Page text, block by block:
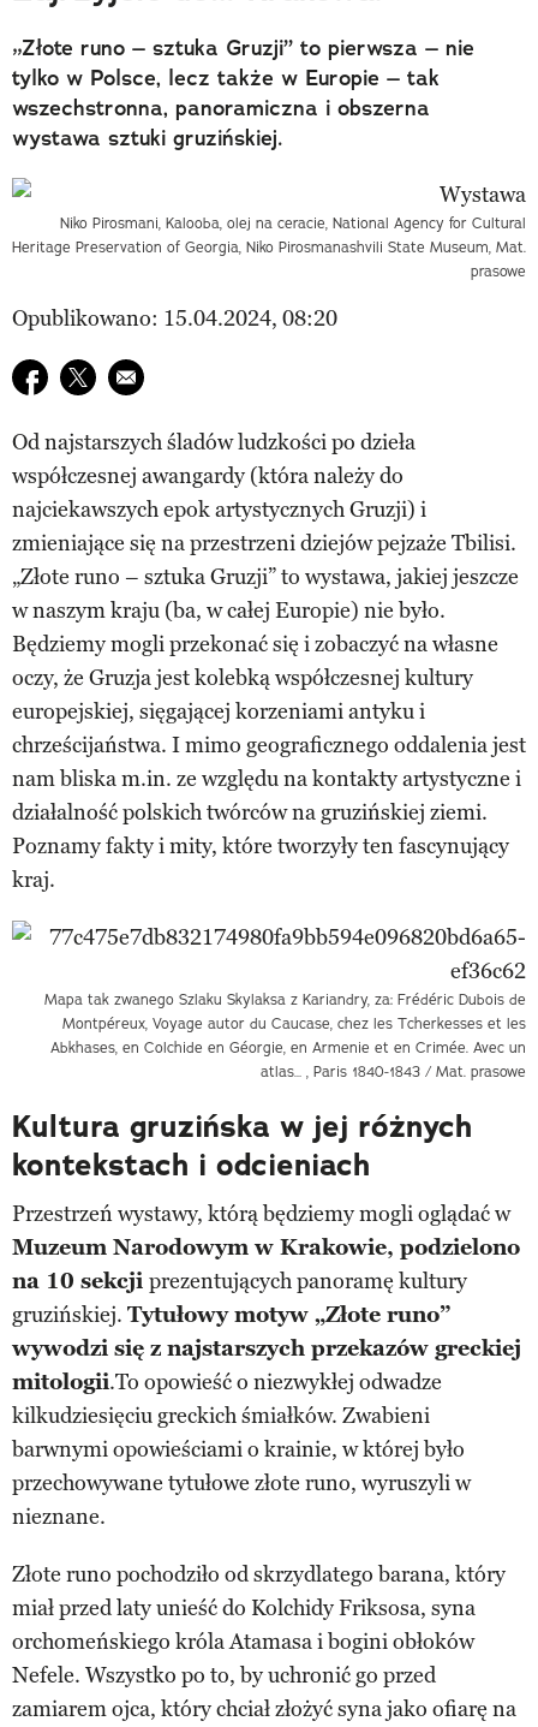
„Złote runo – sztuka Gruzji” to pierwsza – nie
tylko w Polsce, lecz także w Europie – tak
wszechstronna, panoramiczna i obszerna
wystawa sztuki gruzińskiej.
Niko Pirosmani, Kalooba, olej na ceracie, National Agency for Cultural
Heritage Preservation of Georgia, Niko Pirosmanashvili State Museum, Mat.
prasowe
Opublikowano: 15.04.2024, 08:20
Udostępnij na facebook
Udostępnij na twitter
E-mail do przyjaciela
Od najstarszych śladów ludzkości po dzieła
współczesnej awangardy (która należy do
najciekawszych epok artystycznych Gruzji) i
zmieniające się na przestrzeni dziejów pejzaże Tbilisi.
„Złote runo – sztuka Gruzji” to wystawa, jakiej jeszcze
w naszym kraju (ba, w całej Europie) nie było.
Będziemy mogli przekonać się i zobaczyć na własne
oczy, że Gruzja jest kolebką współczesnej kultury
europejskiej, sięgającej korzeniami antyku i
chrześcijaństwa. I mimo geograficznego oddalenia jest
nam bliska m.in. ze względu na kontakty artystyczne i
działalność polskich twórców na gruzińskiej ziemi.
Poznamy fakty i mity, które tworzyły ten fascynujący
kraj.
Mapa tak zwanego Szlaku Skylaksa z Kariandry, za: Frédéric Dubois de
Montpéreux, Voyage autor du Caucase, chez les Tcherkesses et les
Abkhases, en Colchide en Géorgie, en Armenie et en Crimée. Avec un
atlas… , Paris 1840-1843 / Mat. prasowe
Kultura gruzińska w jej różnych
kontekstach i odcieniach
Przestrzeń wystawy, którą będziemy mogli oglądać w
Muzeum Narodowym w Krakowie, podzielono
na 10 sekcji prezentujących panoramę kultury
gruzińskiej. Tytułowy motyw „Złote runo”
wywodzi się z najstarszych przekazów greckiej
mitologii.To opowieść o niezwykłej odwadze
kilkudziesięciu greckich śmiałków. Zwabieni
barwnymi opowieściami o krainie, w której było
przechowywane tytułowe złote runo, wyruszyli w
nieznane.
Złote runo pochodziło od skrzydlatego barana, który
miał przed laty unieść do Kolchidy Friksosa, syna
orchomeńskiego króla Atamasa i bogini obłoków
Nefele. Wszystko po to, by uchronić go przed
zamiarem ojca, który chciał złożyć syna jako ofiarę na